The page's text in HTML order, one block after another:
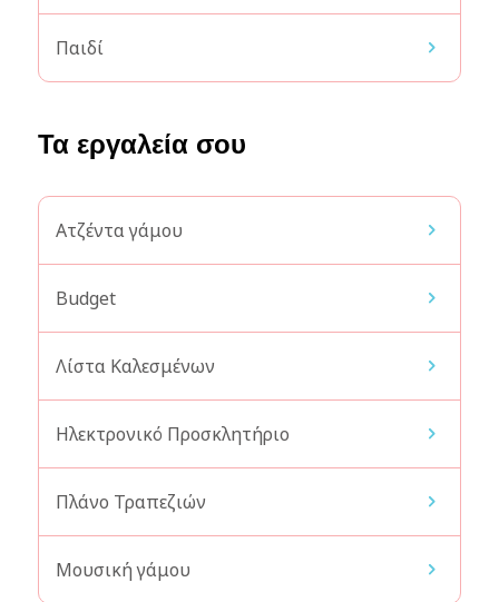
Παιδί
Τα εργαλεία σου
Ατζέντα γάμου
Budget
Λίστα Καλεσμένων
Ηλεκτρονικό Προσκλητήριο
Πλάνο Τραπεζιών
Μουσική γάμου